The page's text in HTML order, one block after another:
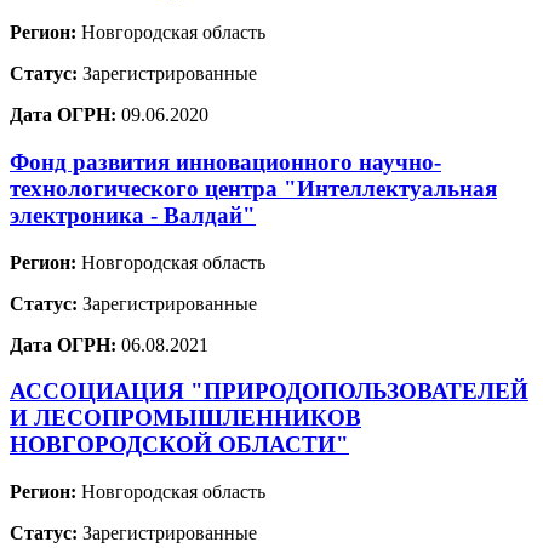
Регион: Новгородская область
Статус: Зарегистрированные
Дата ОГРН: 09.06.2020
Фонд развития инновационного научно-
технологического центра "Интеллектуальная
электроника - Валдай"
Регион: Новгородская область
Статус: Зарегистрированные
Дата ОГРН: 06.08.2021
АССОЦИАЦИЯ "ПРИРОДОПОЛЬЗОВАТЕЛЕЙ
И ЛЕСОПРОМЫШЛЕННИКОВ
НОВГОРОДСКОЙ ОБЛАСТИ"
Регион: Новгородская область
Статус: Зарегистрированные